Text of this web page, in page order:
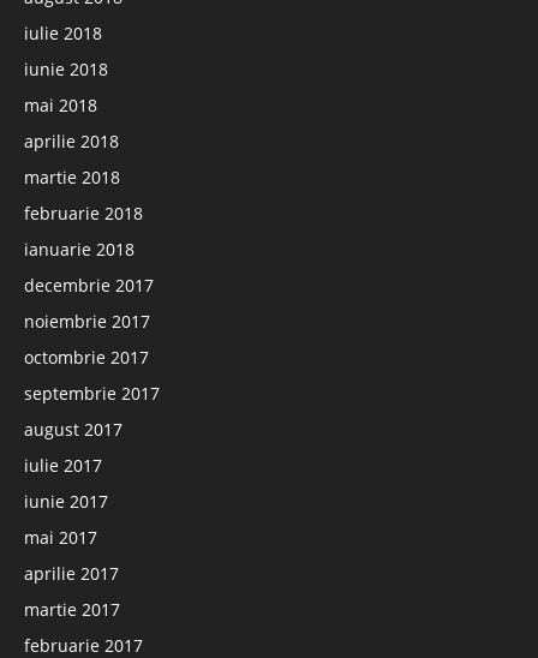
iulie 2018
iunie 2018
mai 2018
aprilie 2018
martie 2018
februarie 2018
ianuarie 2018
decembrie 2017
noiembrie 2017
octombrie 2017
septembrie 2017
august 2017
iulie 2017
iunie 2017
mai 2017
aprilie 2017
martie 2017
februarie 2017